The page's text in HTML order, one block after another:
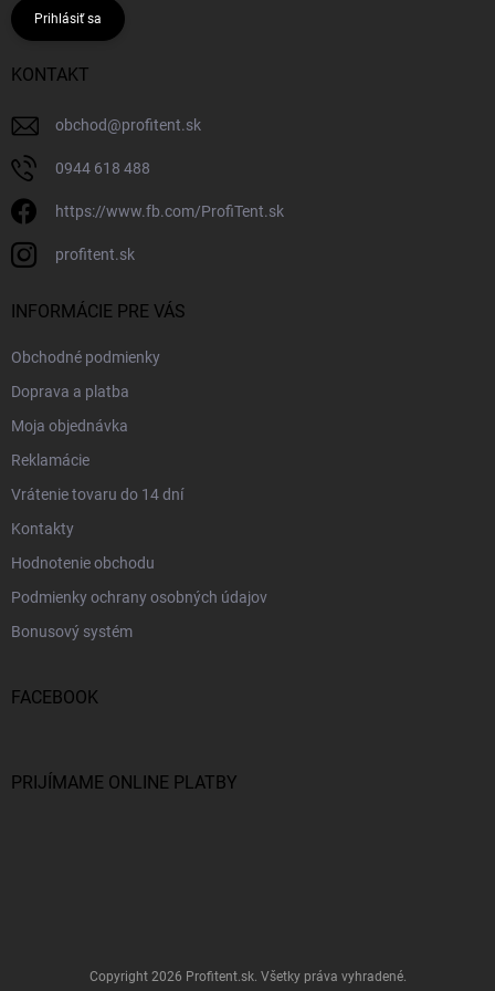
Prihlásiť sa
KONTAKT
obchod@profitent.sk
0944 618 488
https://www.fb.com/ProfiTent.sk
profitent.sk
INFORMÁCIE PRE VÁS
Obchodné podmienky
Doprava a platba
Moja objednávka
Reklamácie
Vrátenie tovaru do 14 dní
Kontakty
Hodnotenie obchodu
Podmienky ochrany osobných údajov
Bonusový systém
FACEBOOK
PRIJÍMAME ONLINE PLATBY
Copyright 2026 Profitent.sk. Všetky práva vyhradené.